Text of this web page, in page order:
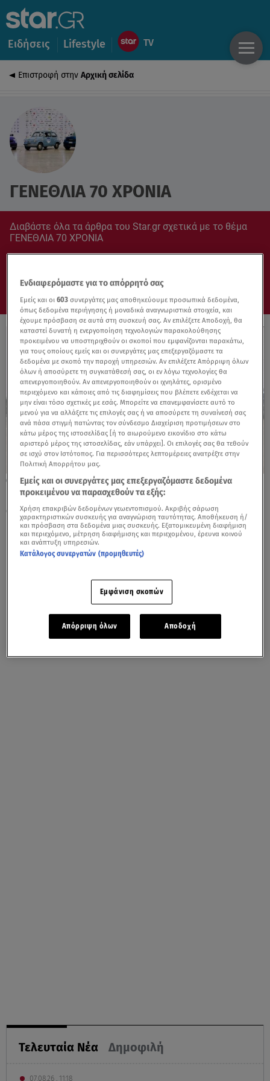
Ειδήσεις Lifestyle
Επιστροφή στην Αρχική σελίδα
ΓΕΝΕΘΛΙΑ 70 ΧΡΟΝΙΑ
Διαβάστε όλα τα άρθρα του Star.gr σχετικά με το θέμα
ΓΕΝΕΘΛΙΑ 70 ΧΡΟΝΙΑ
23.06.25, 09:08
FIAT 600: Κλείνει 70 χρόνια όπως του
αρμόζει
Τελευταία Νέα Δημοφιλή
07.08.26 , 11:18
Ενδιαφερόμαστε για το απόρρητό σας
Εμείς και οι603 συνεργάτες μας αποθηκεύουμε προσωπικά δεδομένα,
όπως δεδομένα περιήγησης ή μοναδικά αναγνωριστικά στοιχεία, και
έχουμε πρόσβαση σε αυτά στη συσκευή σας. Αν επιλέξετε Αποδοχή, θα
καταστεί δυνατή η ενεργοποίηση τεχνολογιών παρακολούθησης
προκειμένου να υποστηριχθούν οι σκοποί που εμφανίζονται παρακάτω,
για τους οποίους εμείς και οι συνεργάτες μας επεξεργαζόμαστε τα
δεδομένα με σκοπό την παροχή υπηρεσιών. Αν επιλέξετε Απόρριψη όλων
όλων ή αποσύρετε τη συγκατάθεσή σας, οι εν λόγω τεχνολογίες θα
απενεργοποιηθούν. Αν απενεργοποιηθούν οι ιχνηλάτες, ορισμένο
περιεχόμενο και κάποιες από τις διαφημίσεις που βλέπετε ενδέχεται να
μην είναι τόσο σχετικές με εσάς. Μπορείτε να επανεμφανίσετε αυτό το
μενού για να αλλάξετε τις επιλογές σας ή να αποσύρετε τη συναίνεσή σας
ανά πάσα στιγμή πατώντας τον σύνδεσμο Διαχείριση προτιμήσεων στο
κάτω μέρος της ιστοσελίδας [ή το αιωρούμενο εικονίδιο στο κάτω
αριστερό μέρος της ιστοσελίδας, εάν υπάρχει]. Οι επιλογές σας θα τεθούν
σε ισχύ στον Ιστότοπος. Για περισσότερες λεπτομέρειες ανατρέξτε στην
Πολιτική Απορρήτου μας.
Εμείς και οι συνεργάτες μας επεξεργαζόμαστε δεδομένα
προκειμένου να παρασχεθούν τα εξής:
Χρήση επακριβών δεδομένων γεωεντοπισμού. Ακριβής σάρωση
χαρακτηριστικών συσκευής για αναγνώριση ταυτότητας. Αποθήκευση ή/
και πρόσβαση στα δεδομένα μιας συσκευής. Εξατομικευμένη διαφήμιση
και περιεχόμενο, μέτρηση διαφήμισης και περιεχομένου, έρευνα κοινού
και ανάπτυξη υπηρεσιών.
Κατάλογος συνεργατών (προμηθευτές)
Εμφάνιση σκοπών
Απόρριψη όλων Αποδοχή